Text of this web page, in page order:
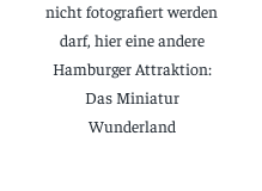
nicht fotografiert werden
darf, hier eine andere
Hamburger Attraktion:
Das Miniatur
Wunderland